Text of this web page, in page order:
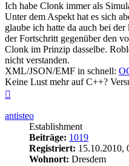
Ich habe Clonk immer als
Unter dem Aspekt hat es sich
glaube ich hatte da auch bei
der Fortschritt gegenüber den
Clonk im Prinzip dasselbe.
nicht verstanden.
XML/JSON/EMF in schnell:
Keine Lust mehr auf C++?
antisteo
Establishment
Beiträge: 1019
Registriert: 15.10.2010,
Wohnort: Dresdem